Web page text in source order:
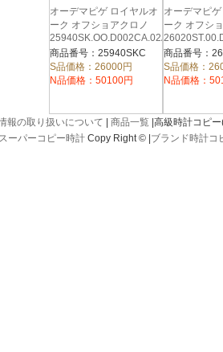
オーデマピゲ ロイヤルオ
ーク オフショアクロノ
25940SK.OO.D002CA.02A
商品番号：25940SKC
S品価格：26000円
N品価格：50100円
オーデマピ
ーク オフシ
商品番号：
S品価格：
N品価格：
報の取り扱いについて 商品一覧 |高級時計コピ
スーパーコピー時計Copy Right © | ブランド時計コ